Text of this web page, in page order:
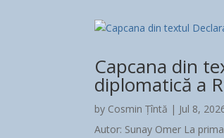
Capcana din
diplomatică a
by Cosmin Țîntă | Jul 8,
Autor: Sunay Omer ​La